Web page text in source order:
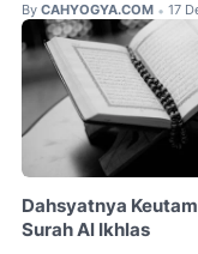
By CAHYOGYA.COM • 17
Dahsyatnya
Surah Al Ikhlas